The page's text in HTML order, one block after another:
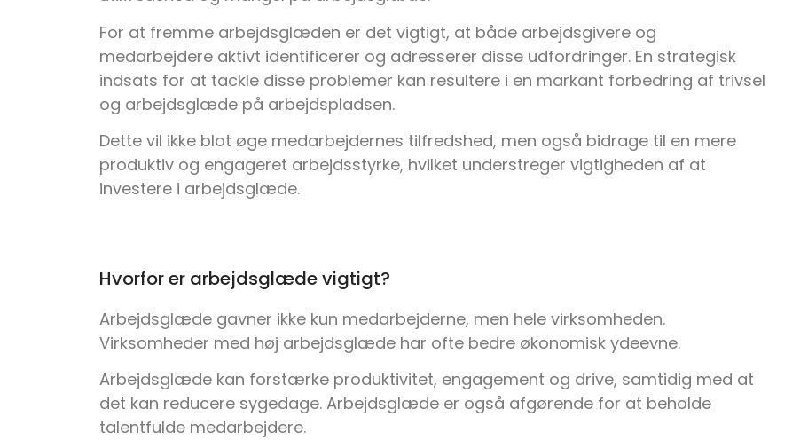
For at fremme arbejdsglæden er det vigtigt, at både arbejdsgivere og
medarbejdere aktivt identificerer og adresserer disse udfordringer. En strategisk
indsats for at tackle disse problemer kan resultere i en markant forbedring af trivsel
og arbejdsglæde på arbejdspladsen.
Dette vil ikke blot øge medarbejdernes tilfredshed, men også bidrage til en mere
produktiv og engageret arbejdsstyrke, hvilket understreger vigtigheden af at
investere i arbejdsglæde.
Hvorfor er arbejdsglæde vigtigt?
Arbejdsglæde gavner ikke kun medarbejderne, men hele virksomheden.
Virksomheder med høj arbejdsglæde har ofte bedre økonomisk ydeevne.
Arbejdsglæde kan forstærke produktivitet, engagement og drive, samtidig med at
det kan reducere sygedage. Arbejdsglæde er også afgørende for at beholde
talentfulde medarbejdere.